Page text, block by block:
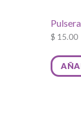
$ 15.00